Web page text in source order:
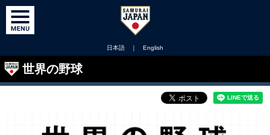
日本語 ｜ English
世界の野球